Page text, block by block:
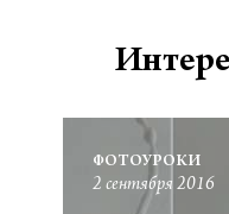
ФОТОУРОКИ
2 сентября 2016